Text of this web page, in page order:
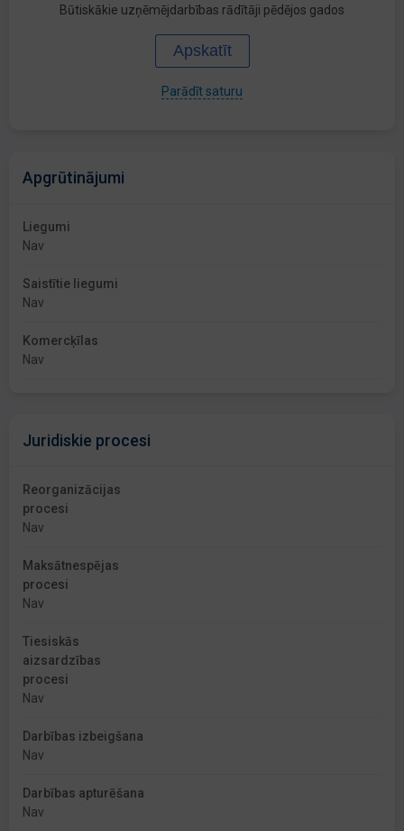
Būtiskākie uzņēmējdarbības rādītāji pēdējos gados
Apskatīt
Parādīt saturu
Apgrūtinājumi
Liegumi
Nav
Saistītie liegumi
Nav
Komercķīlas
Nav
Juridiskie procesi
Reorganizācijas
procesi
Nav
Maksātnespējas
procesi
Nav
Tiesiskās
aizsardzības
procesi
Nav
Darbības izbeigšana
Nav
Darbības apturēšana
Nav